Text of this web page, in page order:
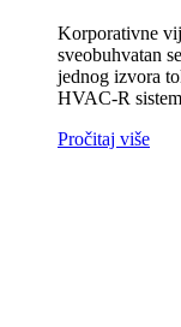
Korporativne
sveobuhvatan
jednog izvora
HVAC‑R
Pročitaj više